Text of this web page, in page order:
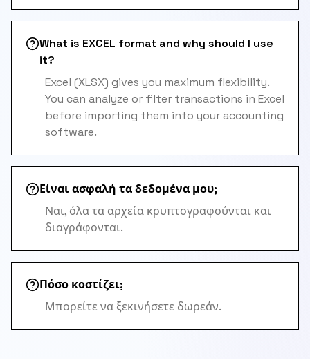
What is EXCEL format and why should I use
it?
Excel (XLSX) gives you maximum flexibility.
You can analyze or filter transactions in Excel
before importing them into your accounting
software.
Είναι ασφαλή τα δεδομένα μου;
Ναι, όλα τα αρχεία κρυπτογραφούνται και
διαγράφονται.
Πόσο κοστίζει;
Μπορείτε να ξεκινήσετε δωρεάν.